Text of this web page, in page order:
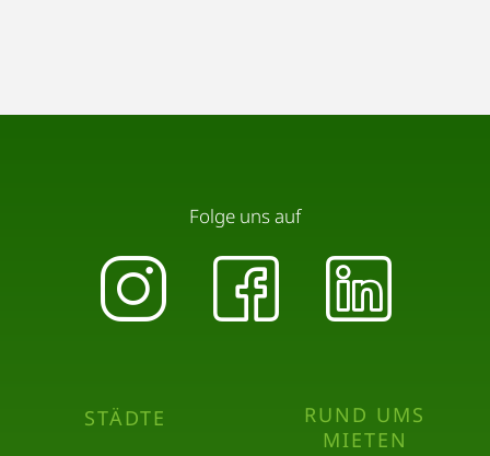
STÄDTE
RUND UMS
MIETEN
Folge uns auf